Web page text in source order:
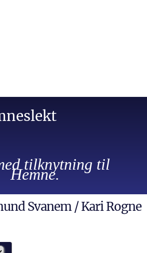
tilknytning til
Hemne.
Svanem / Kari Rogne